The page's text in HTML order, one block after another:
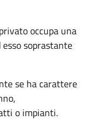
occupa una
soprastante
se ha carattere
o impianti.